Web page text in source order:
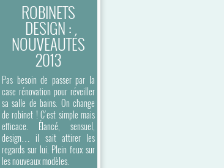
ROBINETS
DESIGN :
NOUVEAUTÉS
2013
Pas besoin de passer par la
case rénovation pour réveiller
sa salle de bains. On change
de robinet ! C’est simple mais
efficace. Élancé, sensuel,
design… il sait attirer les
regards sur lui. Plein feux sur
les nouveaux modèles.